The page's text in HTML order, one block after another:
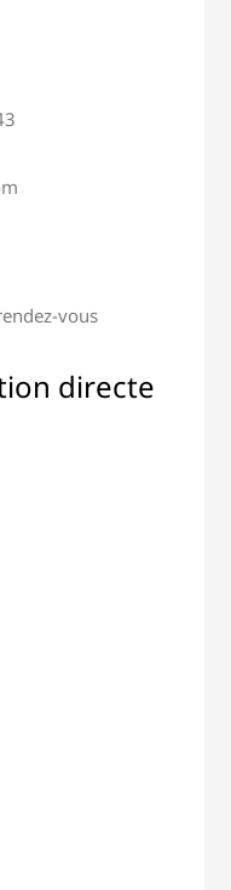
Électroniques
vous
directe